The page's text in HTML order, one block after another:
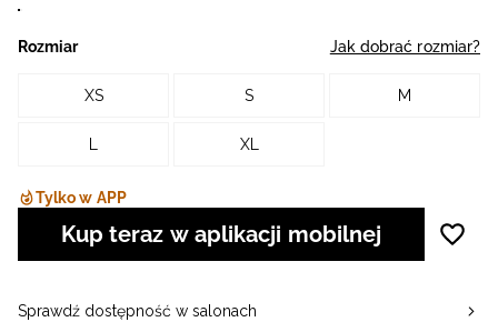
Rozmiar Jak dobrać rozmiar?
XS S M
L XL
Tylko w APP
Kup teraz w aplikacji mobilnej
Sprawdź dostępność w salonach